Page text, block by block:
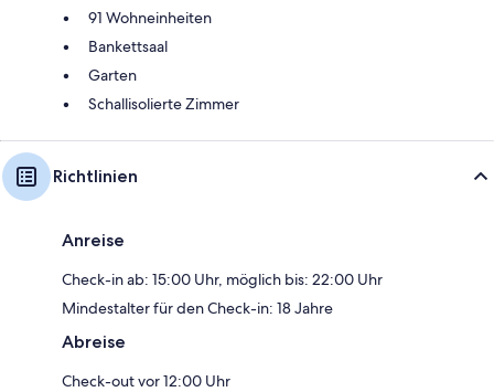
91 Wohneinheiten
Bankettsaal
Garten
Schallisolierte Zimmer
Richtlinien
Anreise
Check-in ab: 15:00 Uhr, möglich bis: 22:00 Uhr
Mindestalter für den Check-in: 18 Jahre
Abreise
Check-out vor 12:00 Uhr